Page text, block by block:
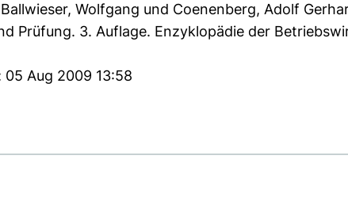
Ballwieser, Wolfgang und Coenenberg, Adolf
Prüfung. 3. Auflage. Enzyklopädie der
Aug 2009 13:58